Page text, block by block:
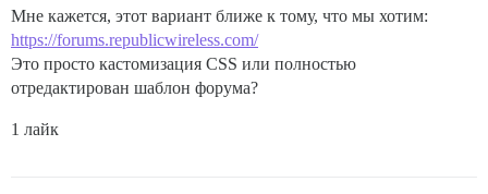
Мне кажется, этот вариант ближе к тому, что мы хотим:
https://forums.republicwireless.com/
Это просто кастомизация CSS или полностью
отредактирован шаблон форума?
1 лайк